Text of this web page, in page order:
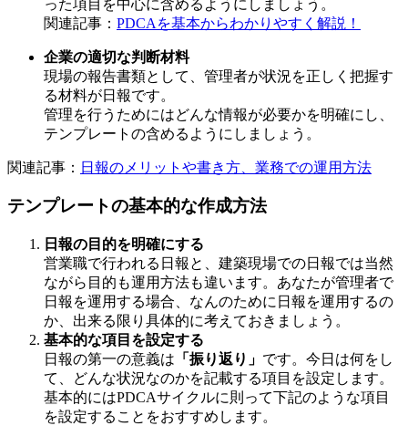
った項目を中心に含めるようにしましょう。
関連記事： PDCAを基本からわかりやすく解説！
企業の適切な判断材料
現場の報告書類として、管理者が状況を正しく把握す
る材料が日報です。
管理を行うためにはどんな情報が必要かを明確にし、
テンプレートの含めるようにしましょう。
関連記事： 日報のメリットや書き方、業務での運用方法
テンプレートの基本的な作成方法
日報の目的を明確にする
営業職で行われる日報と、建築現場での日報では当然
ながら目的も運用方法も違います。あなたが管理者で
日報を運用する場合、なんのために日報を運用するの
か、出来る限り具体的に考えておきましょう。
基本的な項目を設定する
日報の第一の意義は 「振り返り」 です。今日は何をし
て、どんな状況なのかを記載する項目を設定します。
基本的にはPDCAサイクルに則って下記のような項目
を設定することをおすすめします。